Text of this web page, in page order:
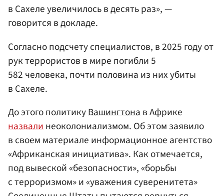
в Сахеле увеличилось в десять раз», —
говорится в докладе.
Согласно подсчету специалистов, в 2025 году от
рук террористов в мире погибли 5
582 человека, почти половина из них убиты
в Сахеле.
До этого политикуВашингтонав Африке
назвалинеоколониализмом. Об этом заявило
в своем материале информационное агентство
«Африканская инициатива». Как отмечается,
под вывеской «безопасности», «борьбы
с терроризмом» и «уважения суверенитета»